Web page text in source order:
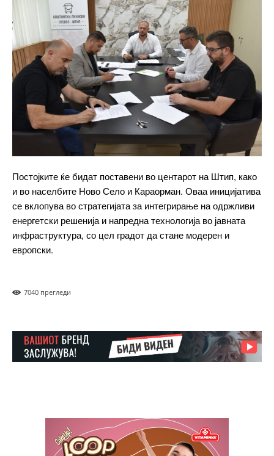
бесплатно / forever
ИЗБЕРЕТЕ ПЛАН
Included for free:
Etiam est nibh, lobortis sit
Praesent euismod ac
Ut mollis pellentesque tortor
Nullam eu erat condimentum
Donec quis est ac felis
Orci varius natoque dolor
ИЗБЕРЕТЕ ПЛАН
Etiam est nibh, lobortis sit
Praesent euismod ac
Ut mollis pellentesque tortor
Постојките ќе бидат поставени во центарот на Штип, како
и во населбите Ново Село и Караорман. Оваа иницијатива
се вклопува во стратегијата за интегрирање на одржливи
енергетски решенија и напредна технологија во јавната
инфраструктура, со цел градот да стане модерен и
европски.
7040 прегледи